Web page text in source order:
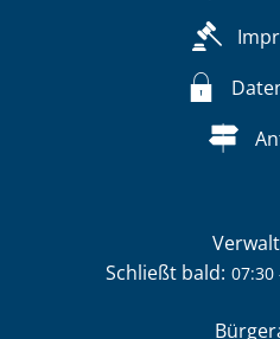
Klicken, um
Schließt bald: 07:30